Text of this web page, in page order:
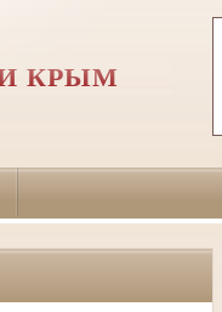
КРЫМ